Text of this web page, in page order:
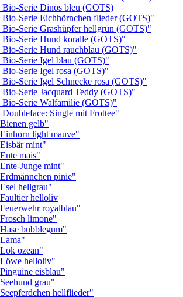
Bio-Serie Dinos bleu (GOTS)
Bio-Serie Eichhörnchen flieder (GOTS)"
Bio-Serie Grashüpfer hellgrün (GOTS)"
Bio-Serie Hund koralle (GOTS)"
Bio-Serie Hund rauchblau (GOTS)"
Bio-Serie Igel blau (GOTS)"
Bio-Serie Igel rosa (GOTS)"
Bio-Serie Igel Schnecke rosa (GOTS)"
Bio-Serie Jacquard Teddy (GOTS)"
Bio-Serie Walfamilie (GOTS)"
Doubleface: Single mit Frottee"
gelb"
light mauve"
mint"
mais"
Junge mint"
pinie"
hellgrau"
helloliv
royalblau"
limone"
bubblegum"
ozean"
helloliv"
eisblau"
grau"
hellflieder"